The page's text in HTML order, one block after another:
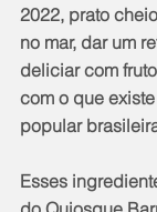
2022, prato
no mar, dar um
deliciar com
com o que
popular
Esses